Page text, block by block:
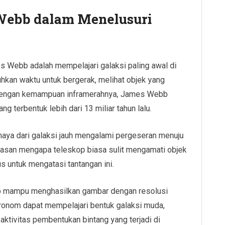
dalam Menelusuri
Webb adalah mempelajari galaksi paling awal di
waktu untuk bergerak, melihat objek yang
kemampuan inframerahnya, James Webb
terbentuk lebih dari 13 miliar tahun lalu.
dari galaksi jauh mengalami pergeseran menuju
mengapa teleskop biasa sulit mengamati objek
untuk mengatasi tantangan ini.
menghasilkan gambar dengan resolusi
dapat mempelajari bentuk galaksi muda,
pembentukan bintang yang terjadi di